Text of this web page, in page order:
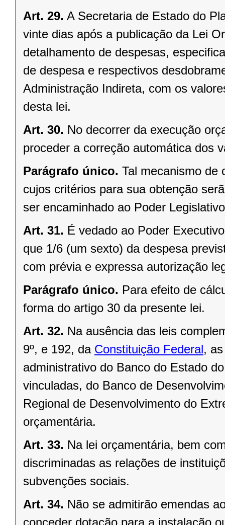
Art. 29. A Secretaria de Estado do
vinte dias após a publicação da Lei
detalhamento de despesas,
de despesa e respectivos
Administração Indireta, com os
desta lei.
Art. 30. No decorrer da execução
proceder a correção automática dos
Parágrafo único. Tal mecanismo de
cujos critérios para sua obtenção
ser encaminhado ao Poder
Art. 31. É vedado ao Poder
que 1/6 (um sexto) da despesa
com prévia e expressa autorização
Parágrafo único. Para efeito de
forma do artigo 30 da presente lei.
Art. 32. Na ausência das leis
9º, e 192, da Constituição Federal,
administrativo do Banco do Estado
vinculadas, do Banco de
Regional de Desenvolvimento do
orçamentária.
Art. 33. Na lei orçamentária, bem
discriminadas as relações de
subvenções sociais.
Art. 34. Não se admitirão emendas
conceder dotação para a instalação